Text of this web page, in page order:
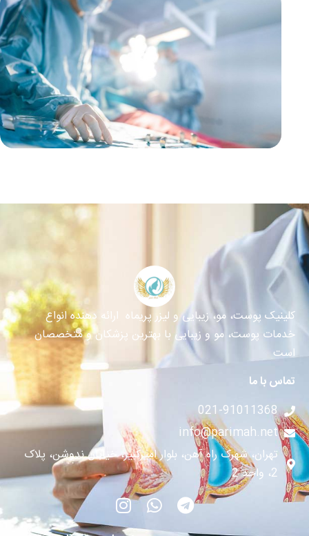
کلینیک پوست، مو، زیبایی و لیزر پریماه ارائه دهنده انواع
خدمات پوست، مو و زیبایی با بهترین پزشکان و متخصصان
است
تماس با ما
021-91011368
info@parimah.net
تهران، شهرک راه آهن، بلوار امیرکبیر، خیابان ندوشن، پلاک
2، واحد 2